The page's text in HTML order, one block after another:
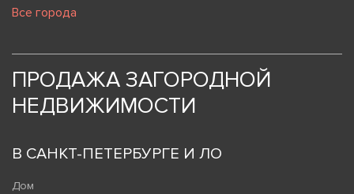
Все города
ПРОДАЖА ЗАГОРОДНОЙ
НЕДВИЖИМОСТИ
В САНКТ-ПЕТЕРБУРГЕ И ЛО
Дом